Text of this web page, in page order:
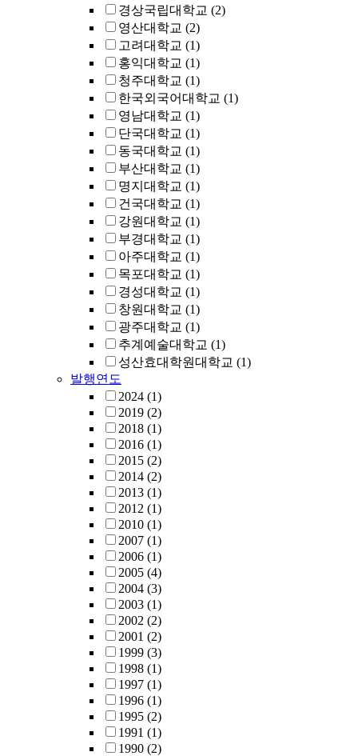
경상국립대학교 (2)
영산대학교 (2)
고려대학교 (1)
홍익대학교 (1)
청주대학교 (1)
한국외국어대학교 (1)
영남대학교 (1)
단국대학교 (1)
동국대학교 (1)
부산대학교 (1)
명지대학교 (1)
건국대학교 (1)
강원대학교 (1)
부경대학교 (1)
아주대학교 (1)
목포대학교 (1)
경성대학교 (1)
창원대학교 (1)
광주대학교 (1)
추계예술대학교 (1)
성산효대학원대학교 (1)
발행연도
2024 (1)
2019 (2)
2018 (1)
2016 (1)
2015 (2)
2014 (2)
2013 (1)
2012 (1)
2010 (1)
2007 (1)
2006 (1)
2005 (4)
2004 (3)
2003 (1)
2002 (2)
2001 (2)
1999 (3)
1998 (1)
1997 (1)
1996 (1)
1995 (2)
1991 (1)
1990 (2)